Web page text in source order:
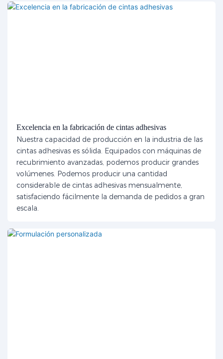
Excelencia en la fabricación de cintas adhesivas
Nuestra capacidad de producción en la industria de las
cintas adhesivas es sólida. Equipados con máquinas de
recubrimiento avanzadas, podemos producir grandes
volúmenes. Podemos producir una cantidad
considerable de cintas adhesivas mensualmente,
satisfaciendo fácilmente la demanda de pedidos a gran
escala.